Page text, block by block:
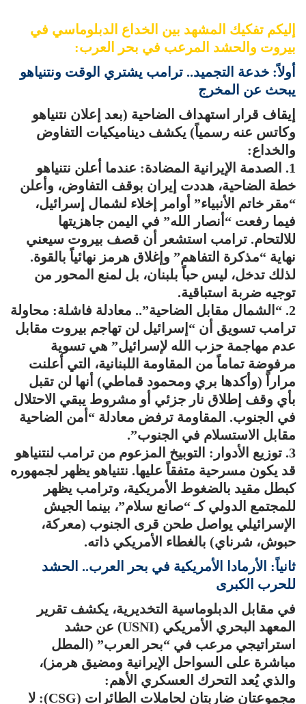
إليكم تفكيك المشهد بين الخداع الدبلوماسي في
بيروت والحشد المرعب في بحر العرب:
أولاً: خدعة التجميد.. ترامب يشتري الوقت ونتنياهو
يبحث عن المخرج
إيقاف قرار استهداف الضاحية (بعد إعلان نتنياهو
وكاتس عنه رسمياً) يكشف ديناميكيات التفاوض
والخداع:
1. الصدمة الإيرانية المضادة: عندما أعلن نتنياهو
خطة الضاحية، هددت إيران بوقف التفاوض، وأعلن
“مقر خاتم الأنبياء” أوامر إخلاء لشمال إسرائيل،
فيما رفعت “أنصار الله” في اليمن جاهزيتها
للالتحام. ترامب استشعر أن قصف بيروت سيعني
نهاية “مذكرة التفاهم” وإغلاق هرمز نهائياً بالقوة.
لذلك تدخل، ليس حباً بلبنان، بل لمنع المحور من
توجيه ضربة استباقية.
2. “الشمال مقابل الضاحية”.. معادلة فاشلة: محاولة
ترامب تسويق أن “إسرائيل لن تهاجم بيروت مقابل
عدم مهاجمة حزب الله لإسرائيل” هي تسوية
مرفوضة تماماً من المقاومة اللبنانية، التي أعلنت
مراراً (وأكدها بري ومحمود قماطي) أنها لن تقبل
بأي وقف إطلاق نار جزئي أو مشروط يبقي الاحتلال
في الجنوب. المقاومة ترفض معادلة “أمن الضاحية
مقابل الاستسلام في الجنوب”.
3. توزيع الأدوار: التوبيخ المزعوم من ترامب لنتنياهو
قد يكون مسرحية متفقاً عليها. نتنياهو يظهر لجمهوره
كبطل مقيد بالضغوط الأمريكية، وترامب يظهر
للمجتمع الدولي كـ “صانع سلام”، بينما الجيش
الإسرائيلي يواصل طحن قرى الجنوب (معركة،
حبوش، شرناي) بالغطاء الأمريكي ذاته.
ثانياً: الأرمادا الأمريكية في بحر العرب.. الحشد
للحرب الكبرى
في مقابل الدبلوماسية التخديرية، يكشف تقرير
المعهد البحري الأمريكي (USNI) عن حشد
استراتيجي مرعب في “بحر العرب” (المطل
مباشرة على السواحل الإيرانية ومضيق هرمز)،
والذي يُعد التحرك العسكري الأهم:
مجموعتان ضاربتان لحاملات الطائرات (CSG): لا